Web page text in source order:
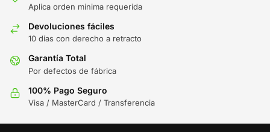
Aplica orden minima requerida
Devoluciones fáciles
10 días con derecho a retracto
Garantía Total
Por defectos de fábrica
100% Pago Seguro
Visa / MasterCard / Transferencia